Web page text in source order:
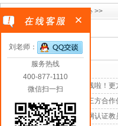
新闻中心 >>
新闻标题
小程序及公众号上线啦！更
关于学道网委托第三方合作
如何注册成为学道网认证教
刘老师：
服务热线
400-877-1110
微信扫一扫